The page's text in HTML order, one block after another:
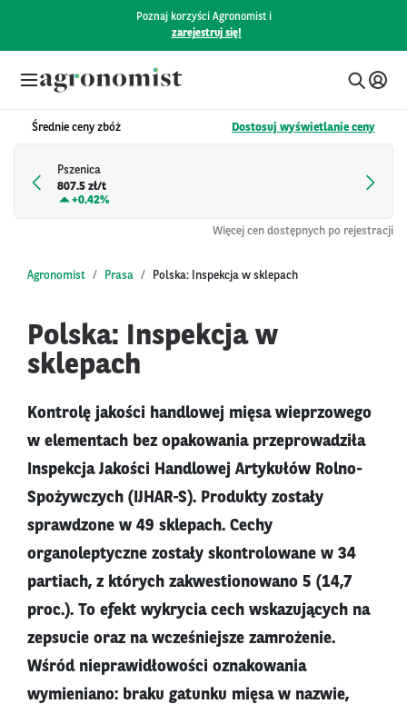
Poznaj korzyści Agronomist i
zarejestruj się!
Średnie ceny zbóż Dostosuj wyświetlanie ceny
Pszenica
807.5 zł/t
+0.42%
Więcej cen dostępnych po rejestracji
Agronomist Prasa Polska: Inspekcja w sklepach
Polska: Inspekcja w
sklepach
Kontrolę jakości handlowej mięsa wieprzowego
w elementach bez opakowania przeprowadziła
Inspekcja Jakości Handlowej Artykułów Rolno-
Spożywczych (IJHAR-S). Produkty zostały
sprawdzone w 49 sklepach. Cechy
organoleptyczne zostały skontrolowane w 34
partiach, z których zakwestionowano 5 (14,7
proc.). To efekt wykrycia cech wskazujących na
zepsucie oraz na wcześniejsze zamrożenie.
Wśród nieprawidłowości oznakowania
wymieniano: braku gatunku mięsa w nazwie,